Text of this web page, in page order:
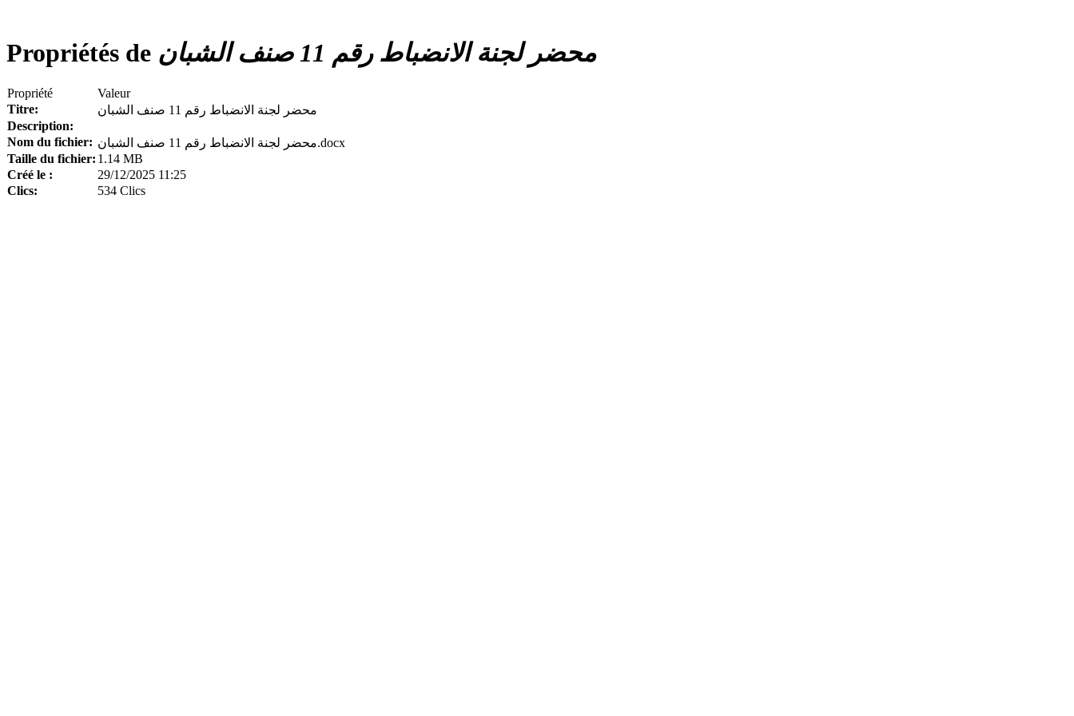
Propriétés de محضر لجنة الانضباط رقم 11 صنف الشبان
Propriété
Valeur
Titre:
محضر لجنة الانضباط رقم 11 صنف الشبان
Description:
Nom du fichier:
محضر لجنة الانضباط رقم 11 صنف الشبان.docx
Taille du fichier: 1.14 MB
Créé le :
29/12/2025 11:25
Clics:
534 Clics